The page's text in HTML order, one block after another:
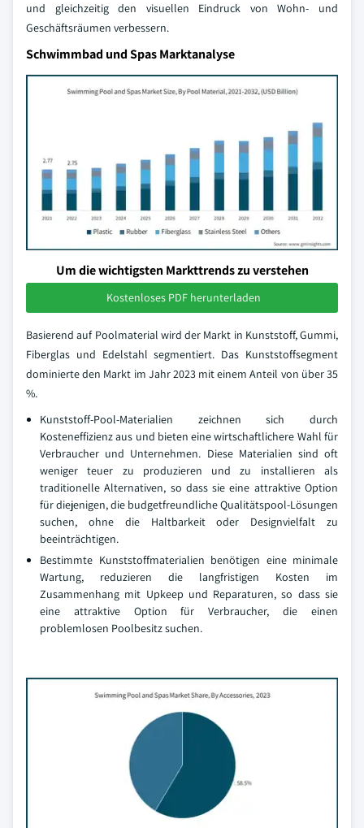
und gleichzeitig den visuellen Eindruck von Wohn- und
Geschäftsräumen verbessern.
Schwimmbad und Spas Marktanalyse
Um die wichtigsten Markttrends zu verstehen
Kostenloses PDF herunterladen
Basierend auf Poolmaterial wird der Markt in Kunststoff, Gummi,
Fiberglas und Edelstahl segmentiert. Das Kunststoffsegment
dominierte den Markt im Jahr 2023 mit einem Anteil von über 35
%.
Kunststoff-Pool-Materialien zeichnen sich durch
Kosteneffizienz aus und bieten eine wirtschaftlichere Wahl für
Verbraucher und Unternehmen. Diese Materialien sind oft
weniger teuer zu produzieren und zu installieren als
traditionelle Alternativen, so dass sie eine attraktive Option
für diejenigen, die budgetfreundliche Qualitätspool-Lösungen
suchen, ohne die Haltbarkeit oder Designvielfalt zu
beeinträchtigen.
Bestimmte Kunststoffmaterialien benötigen eine minimale
Wartung, reduzieren die langfristigen Kosten im
Zusammenhang mit Upkeep und Reparaturen, so dass sie
eine attraktive Option für Verbraucher, die einen
problemlosen Poolbesitz suchen.